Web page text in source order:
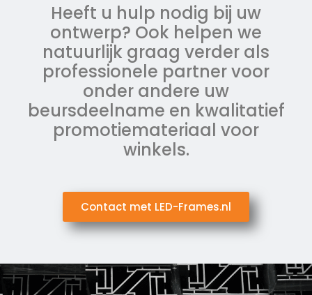
Heeft u hulp nodig bij uw
ontwerp? Ook helpen we
natuurlijk graag verder als
professionele partner voor
onder andere uw
beursdeelname en kwalitatief
promotiemateriaal voor
winkels.
Contact met LED-Frames.nl